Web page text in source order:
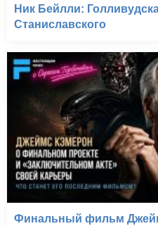
Ник Бейлли:
Станиславского
Финальный фильм